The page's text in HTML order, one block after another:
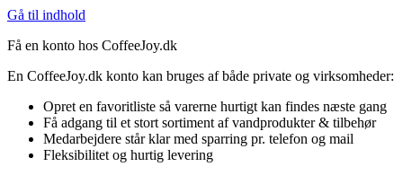
Gå til indhold
Få en konto hos CoffeeJoy.dk
En CoffeeJoy.dk konto kan bruges af både private og virksomheder:
Opret en favoritliste så varerne hurtigt kan findes næste gang
Få adgang til et stort sortiment af vandprodukter & tilbehør
Medarbejdere står klar med sparring pr. telefon og mail
Fleksibilitet og hurtig levering